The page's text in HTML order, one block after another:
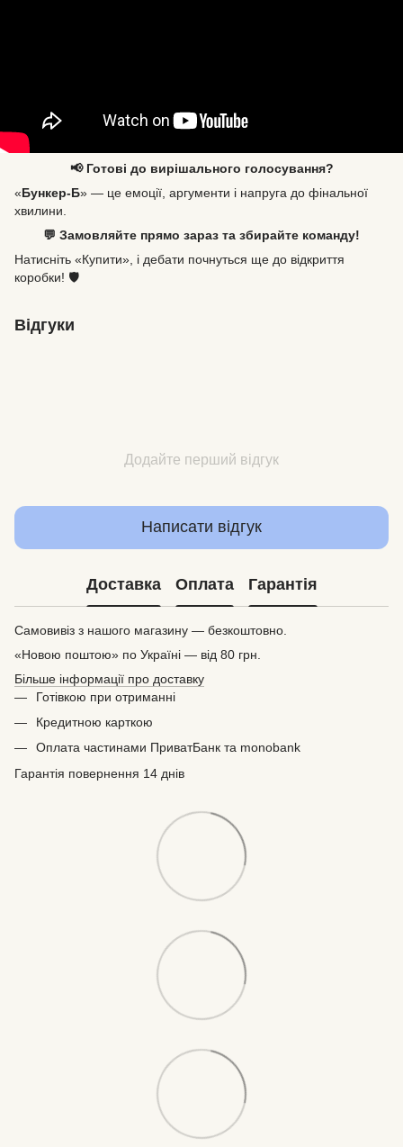
📢 Готові до вирішального голосування?
«Бункер-Б» — це емоції, аргументи і напруга до фінальної
хвилини.
💬 Замовляйте прямо зараз та збирайте команду!
Натисніть «Купити», і дебати почнуться ще до відкриття
коробки! 🛡️
Відгуки
Додайте перший відгук
Написати відгук
Доставка Оплата Гарантія
Самовивіз з нашого магазину — безкоштовно.
«Новою поштою» по Україні — від 80 грн.
Більше інформації про доставку
Готівкою при отриманні
Кредитною карткою
Оплата частинами ПриватБанк та monobank
Гарантія повернення 14 днів